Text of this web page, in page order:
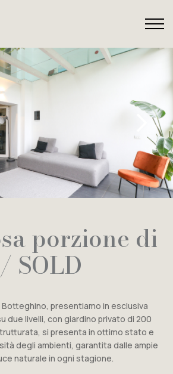
porzione di
SOLD
presentiamo in esclusiva
due livelli, con giardino privato di 200
si presenta in ottimo stato e
degli ambienti, garantita dalle ampie
naturale in ogni stagione.